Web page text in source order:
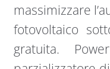
massimizzare
fotovoltaico
gratuita.